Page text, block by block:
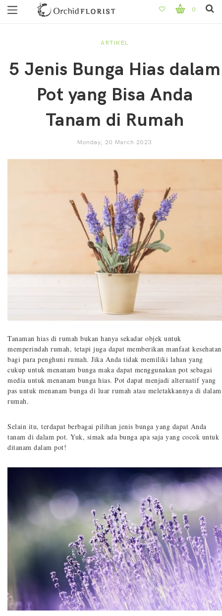
0
ARTIKEL
5 Jenis Bunga Hias dalam
Pot yang Bisa Anda
Tanam di Rumah
Monday, 20 March 2023
Tanaman hias di rumah bukan hanya sekadar objek untuk
memperindah rumah, tetapi juga dapat memberikan manfaat kesehatan
bagi para penghuni rumah. Jika Anda tidak memiliki lahan yang
cukup untuk menanam bunga maka dapat menggunakan pot sebagai
media untuk menanam bunga hias. Pot dapat menjadi alternatif yang
pas untuk menanam bunga di luar rumah atau meletakkannya di dalam
rumah.
Selain itu, terdapat berbagai pilihan jenis bunga yang dapat Anda
tanam di dalam pot. Yuk, simak ada bunga apa saja yang cocok untuk
ditanam dalam pot!